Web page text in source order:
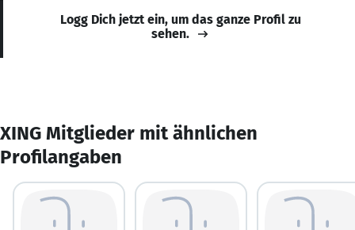
Logg Dich jetzt ein, um das ganze Profil zu
sehen.
XING Mitglieder mit ähnlichen
Profilangaben